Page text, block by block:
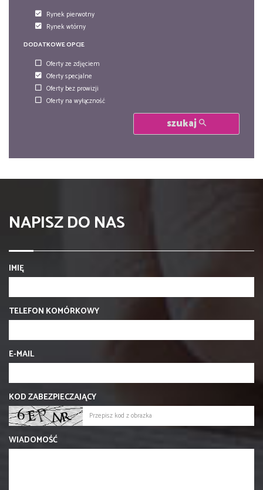
Rynek pierwotny
Rynek wtórny
DODATKOWE OPCJE
Oferty ze zdjęciem
Oferty specjalne
Oferty bez prowizji
Oferty na wyłączność
szukaj
NAPISZ DO NAS
IMIĘ
TELEFON KOMÓRKOWY
E-MAIL
KOD ZABEZPIECZAJĄCY
WIADOMOŚĆ